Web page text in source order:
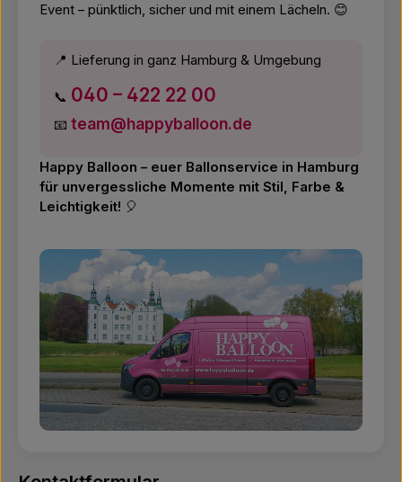
Event – pünktlich, sicher und mit einem Lächeln. 😊
📍 Lieferung in ganz Hamburg & Umgebung
📞 040 – 422 22 00
📧 team@happyballoon.de
Happy Balloon – euer Ballonservice in Hamburg
für unvergessliche Momente mit Stil, Farbe &
Leichtigkeit! 🎈